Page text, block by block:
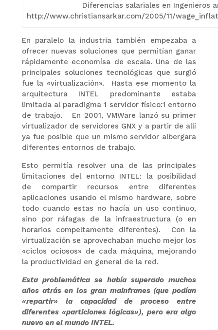
Diferencias salariales en Ingenieros
http://www.christiansarkar.com/2005/11/
En paralelo la industria también empezaba a
ofrecer nuevas soluciones que permitían ganar
rápidamente economísa de escala. Una de las
principales soluciones tecnológicas que surgió
fue la «virtualización». Hasta ese momento la
arquitectura INTEL predominante estaba
limitada al paradigma 1 servidor físico:1 entorno
de trabajo. En 2001, VMWare lanzó su primer
virtualizador de servidores GNX y a partir de allí
ya fue posible que un mismo servidor albergara
diferentes entornos de trabajo.
Esto permitía resolver una de las principales
limitaciones del entorno INTEL: la posibilidad
de compartir recursos entre diferentes
aplicaciones usando el mismo hardware, sobre
todo cuando estas no hacía un uso continuo,
sino por ráfagas de la infraestructura (o en
horarios compeltamente diferentes). Con la
virtualización se aprovechaban mucho mejor los
«ciclos ociosos» de cada máquina, mejorando
la productividad en general de la red.
Esta problemática se había superado muchos
años atrás en los gran mainfranes (que podían
«repartir» la capacidad de proceso entre
diferentes «particiones lógicas»), pero era algo
nuevo en el mundo INTEL.